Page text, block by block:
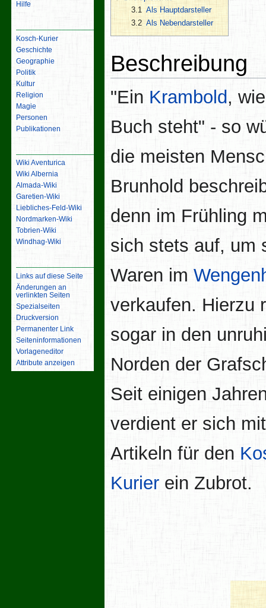
3.1
Als Hauptdarsteller
3.2 Als Nebendarsteller
Beschreibung
"Ein Krambold,
Buch steht" - so
die meisten
Brunhold
denn im Frühling
sich stets auf, um
Waren im
verkaufen. Hierzu
sogar in den
Norden der
Seit einigen
verdient er sich mit
Artikeln für den
Kurier ein Zubrot.
Hilfe
Kosch-Kurier
Geschichte
Geographie
Politik
Kultur
Religion
Magie
Personen
Publikationen
Wiki Aventurica
Wiki Albernia
Almada-Wiki
Garetien-Wiki
Liebliches-Feld-Wiki
Nordmarken-Wiki
Tobrien-Wiki
Windhag-Wiki
Links auf diese Seite
Änderungen an
verlinkten Seiten
Spezialseiten
Druckversion
Permanenter Link
Seiten­­informationen
Vorlageneditor
Attribute anzeigen